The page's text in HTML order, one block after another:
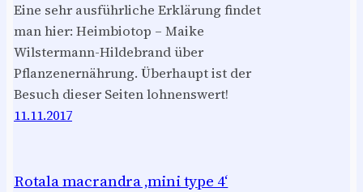
Eine sehr ausführliche Erklärung findet
man hier: Heimbiotop – Maike
Wilstermann-Hildebrand über
Pflanzenernährung. Überhaupt ist der
Besuch dieser Seiten lohnenswert!
11.11.2017
Rotala macrandra ‚mini type 4‘